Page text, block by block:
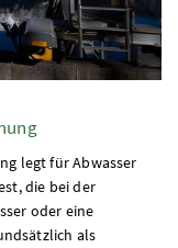
legt für Abwasser
die bei der
oder eine
als